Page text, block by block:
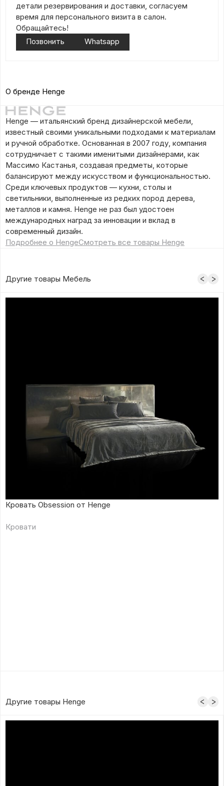
детали резервирования и доставки, согласуем
время для персонального визита в салон.
Обращайтесь!
Позвонить
Whatsapp
О бренде Henge
Henge — итальянский бренд дизайнерской мебели,
известный своими уникальными подходами к материалам
и ручной обработке. Основанная в 2007 году, компания
сотрудничает с такими именитыми дизайнерами, как
Массимо Кастанья, создавая предметы, которые
балансируют между искусством и функциональностью.
Среди ключевых продуктов — кухни, столы и
светильники, выполненные из редких пород дерева,
металлов и камня. Henge не раз был удостоен
международных наград за инновации и вклад в
современный дизайн.
Подробнее о HengeСмотреть все товары Henge
Другие товары Мебель
Кровать Obsession от Henge
Кровати
Другие товары Henge